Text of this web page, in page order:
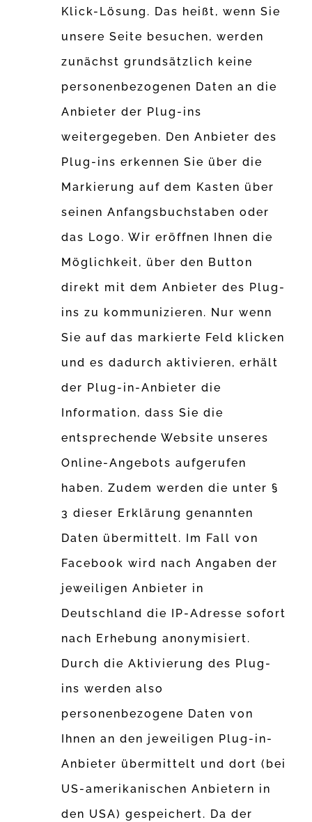
Klick-Lösung. Das heißt, wenn Sie
unsere Seite besuchen, werden
zunächst grundsätzlich keine
personenbezogenen Daten an die
Anbieter der Plug-ins
weitergegeben. Den Anbieter des
Plug-ins erkennen Sie über die
Markierung auf dem Kasten über
seinen Anfangsbuchstaben oder
das Logo. Wir eröffnen Ihnen die
Möglichkeit, über den Button
direkt mit dem Anbieter des Plug-
ins zu kommunizieren. Nur wenn
Sie auf das markierte Feld klicken
und es dadurch aktivieren, erhält
der Plug-in-Anbieter die
Information, dass Sie die
entsprechende Website unseres
Online-Angebots aufgerufen
haben. Zudem werden die unter §
3 dieser Erklärung genannten
Daten übermittelt. Im Fall von
Facebook wird nach Angaben der
jeweiligen Anbieter in
Deutschland die IP-Adresse sofort
nach Erhebung anonymisiert.
Durch die Aktivierung des Plug-
ins werden also
personenbezogene Daten von
Ihnen an den jeweiligen Plug-in-
Anbieter übermittelt und dort (bei
US-amerikanischen Anbietern in
den USA) gespeichert. Da der